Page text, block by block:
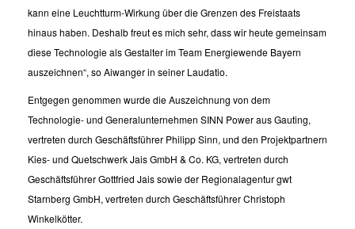
kann eine Leuchtturm-Wirkung über die Grenzen des Freistaats
hinaus haben. Deshalb freut es mich sehr, dass wir heute gemeinsam
diese Technologie als Gestalter im Team Energiewende Bayern
auszeichnen“, so Aiwanger in seiner Laudatio.
Entgegen genommen wurde die Auszeichnung von dem
Technologie- und Generalunternehmen SINN Power aus Gauting,
vertreten durch Geschäftsführer Philipp Sinn, und den Projektpartnern
Kies- und Quetschwerk Jais GmbH & Co. KG, vertreten durch
Geschäftsführer Gottfried Jais sowie der Regionalagentur gwt
Starnberg GmbH, vertreten durch Geschäftsführer Christoph
Winkelkötter.